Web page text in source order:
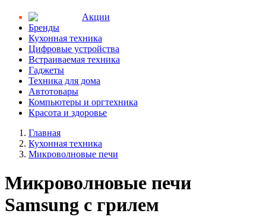
Aкции
Бренды
Кухонная техника
Цифровые устройства
Встраиваемая техника
Гаджеты
Техника для дома
Автотовары
Компьютеры и оргтехника
Красота и здоровье
Главная
Кухонная техника
Микроволновые печи
Микроволновые печи
Samsung с грилем